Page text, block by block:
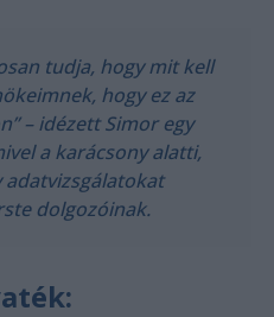
tudja, hogy mit kell
hogy ez az
– idézett Simor egy
a karácsony alatti,
dolgozóinak.